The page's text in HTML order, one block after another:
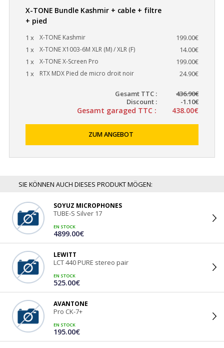
X-TONE Bundle Kashmir + cable + filtre
+ pied
1 x X-TONE Kashmir
199.00€
1 x
X-TONE X1003-6M XLR (M) / XLR (F)
14.00€
1 x
X-TONE X-Screen Pro
199.00€
1 x
RTX MDX Pied de micro droit noir 24.90€
Gesamt TTC :
436.90€
Discount :
-1.10€
Gesamt garaged TTC : 438.00€
ZUM ANGEBOT
SIE KÖNNEN AUCH DIESES PRODUKT MÖGEN:
SOYUZ MICROPHONES
TUBE-S Silver 17
EN STOCK
4899.00€
LEWITT
LCT 440 PURE stereo pair
EN STOCK
525.00€
AVANTONE
Pro CK-7+
EN STOCK
195.00€